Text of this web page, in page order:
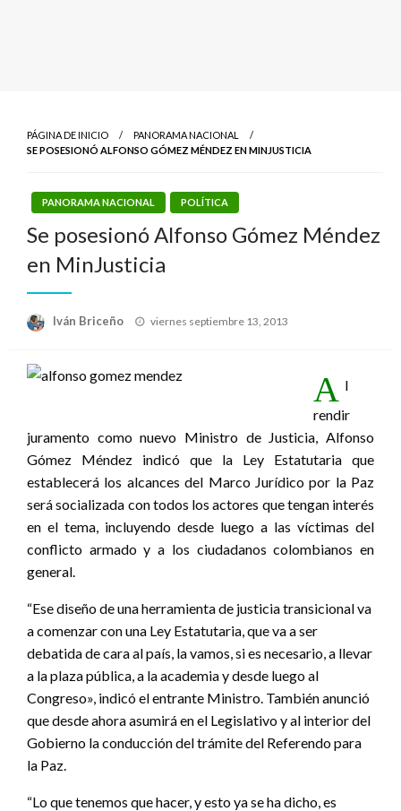
PÁGINA DE INICIO
PANORAMA NACIONAL
SE POSESIONÓ ALFONSO GÓMEZ MÉNDEZ EN MINJUSTICIA
PANORAMA NACIONAL POLÍTICA
Se posesionó Alfonso Gómez Méndez
en MinJusticia
Iván Briceño
Publicado
viernes septiembre 13, 2013
A l
rendir
juramento como nuevo Ministro de Justicia, Alfonso
Gómez Méndez indicó que la Ley Estatutaria que
establecerá los alcances del Marco Jurídico por la Paz
será socializada con todos los actores que tengan interés
en el tema, incluyendo desde luego a las víctimas del
conflicto armado y a los ciudadanos colombianos en
general.
“Ese diseño de una herramienta de justicia transicional va
a comenzar con una Ley Estatutaria, que va a ser
debatida de cara al país, la vamos, si es necesario, a llevar
a la plaza pública, a la academia y desde luego al
Congreso», indicó el entrante Ministro. También anunció
que desde ahora asumirá en el Legislativo y al interior del
Gobierno la conducción del trámite del Referendo para
la Paz.
“Lo que tenemos que hacer, y esto ya se ha dicho, es